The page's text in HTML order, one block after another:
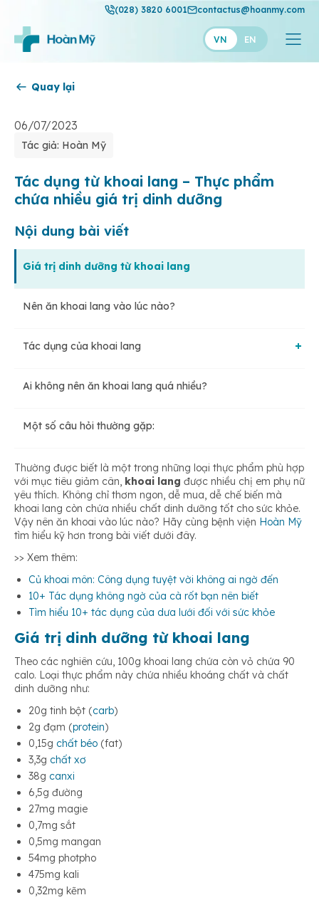
(028) 3820 6001 contactus@hoanmy.com
VN EN
Thuận Mỹ
Quay lại
06/07/2023
Tác giả: Hoàn Mỹ
Tác dụng từ khoai lang – Thực phẩm
chứa nhiều giá trị dinh dưỡng
Nội dung bài viết
Giá trị dinh dưỡng từ khoai lang
Nên ăn khoai lang vào lúc nào?
Tác dụng của khoai lang
Cung cấp Vitamin A
Hỗ trợ điều trị bệnh đái tháo đường
Duy trì cân nặng
Kháng viêm hiệu quả
Tăng cường trí nhớ và thị lực
Phòng chống bệnh ung thư
Giảm nguy cơ mắc bệnh về tim mạch
Hỗ trợ tiêu hóa tốt
Chứa thuộc tính kháng khuẩn
Điều hòa huyết áp
Ai không nên ăn khoai lang quá nhiều?
Một số câu hỏi thường gặp:
Thường được biết là một trong những loại thực phẩm phù hợp
với mục tiêu giảm cân, khoai lang được nhiều chị em phụ nữ
yêu thích. Không chỉ thơm ngon, dễ mua, dễ chế biến mà
khoai lang còn chứa nhiều chất dinh dưỡng tốt cho sức khỏe.
Vậy nên ăn khoai vào lúc nào? Hãy cùng bệnh viện Hoàn Mỹ
tìm hiểu kỹ hơn trong bài viết dưới đây.
>> Xem thêm:
Củ khoai môn: Công dụng tuyệt vời không ai ngờ đến
10+ Tác dụng không ngờ của cà rốt bạn nên biết
Tìm hiểu 10+ tác dụng của dưa lưới đối với sức khỏe
Giá trị dinh dưỡng từ khoai lang
Theo các nghiên cứu, 100g khoai lang chứa còn vỏ chứa 90
calo. Loại thực phẩm này chứa nhiều khoáng chất và chất
dinh dưỡng như:
20g tinh bột (carb)
2g đạm (protein)
0,15g chất béo (fat)
3,3g chất xơ
38g canxi
6,5g đường
27mg magie
0,7mg sắt
0,5mg mangan
54mg photpho
475mg kali
0,32mg kẽm